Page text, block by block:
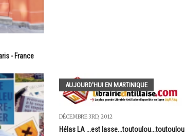
- France
AUJOURD'HUI EN MARTINIQUE
DÉCEMBRE 3RD, 2012
Hélas LA ...est lasse...toutoulou...toutoulou